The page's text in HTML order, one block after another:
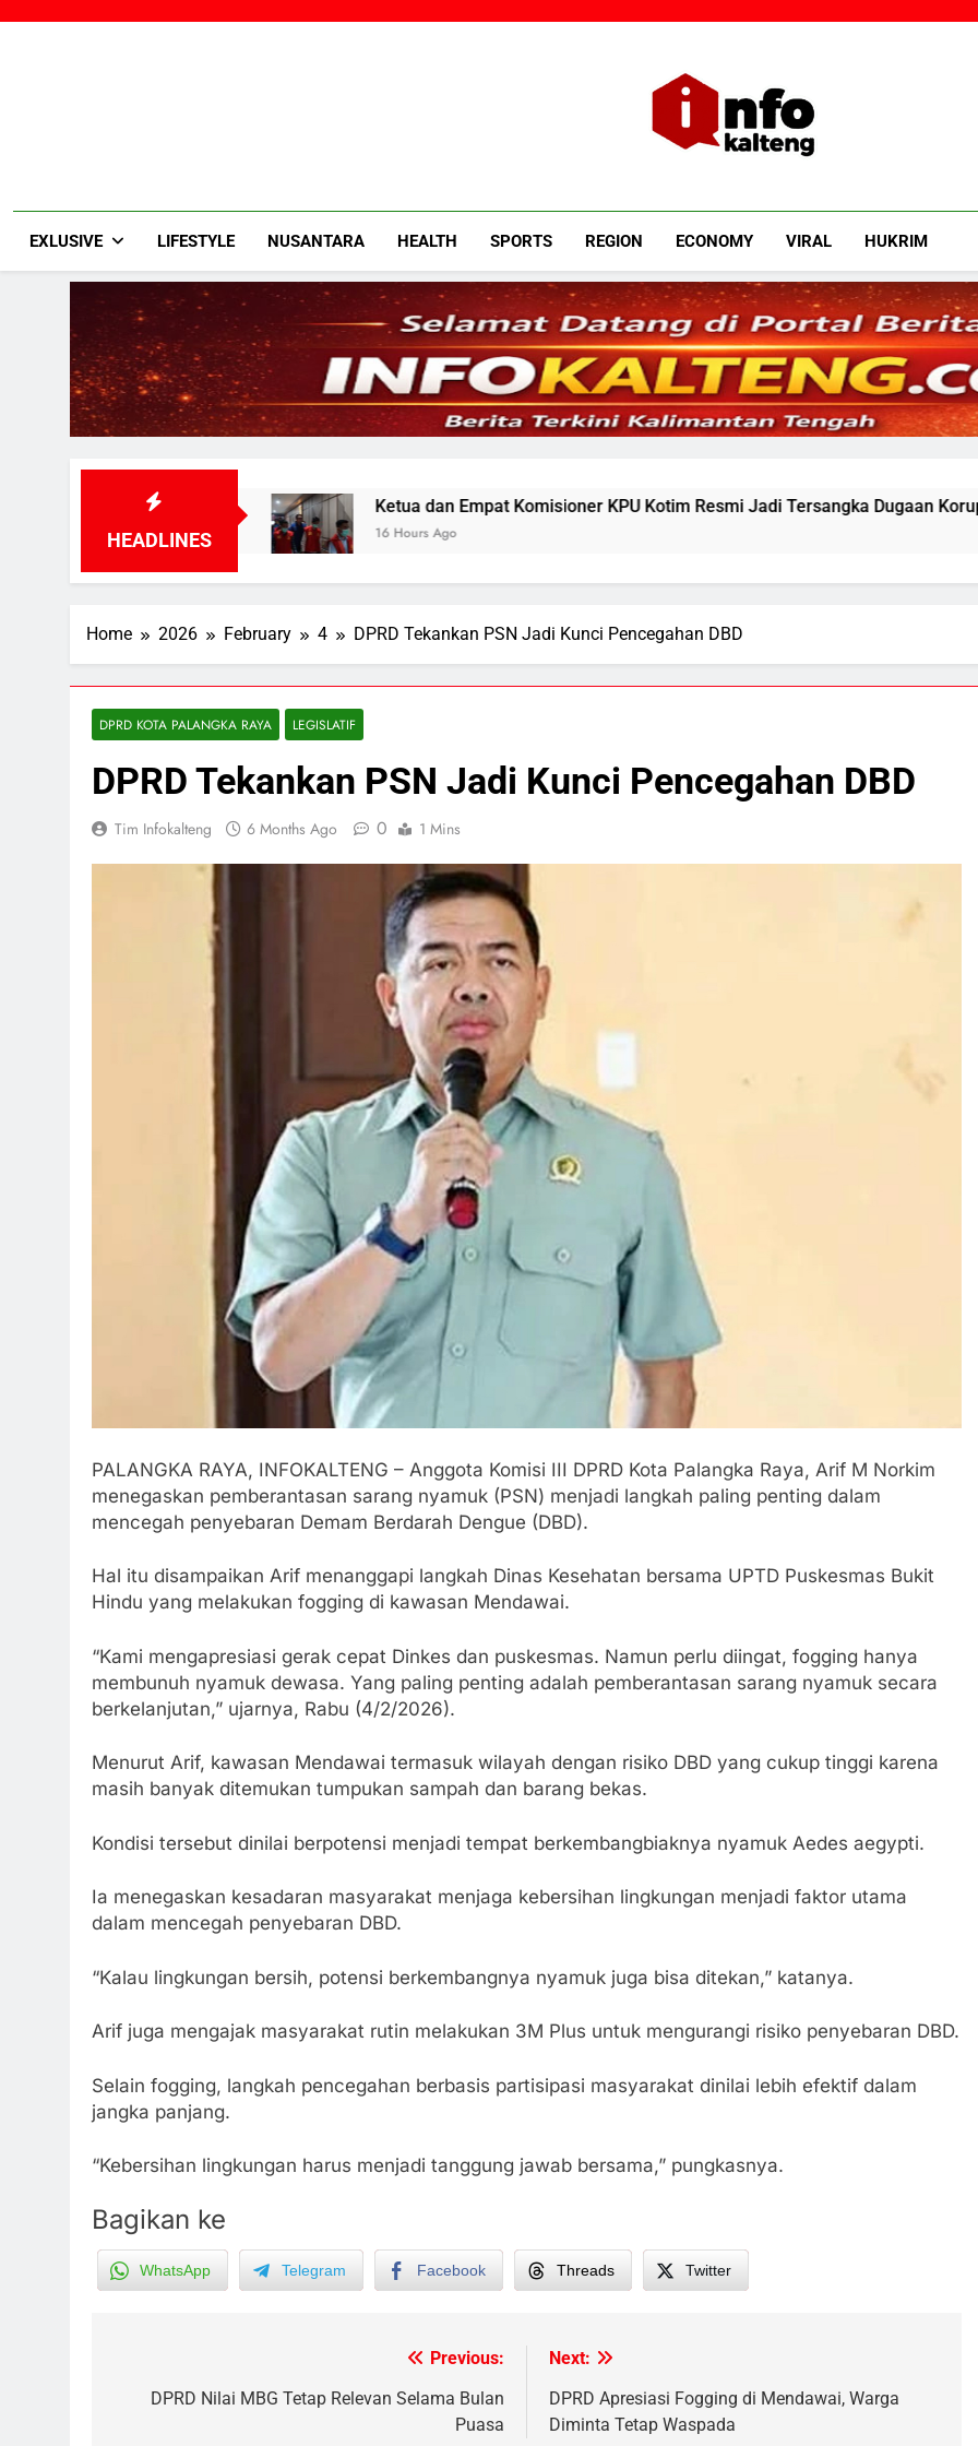
Infokalteng
EXLUSIVE LIFESTYLE NUSANTARA HEALTH SPORTS REGION ECONOMY VIRAL HUKRIM
HEADLINES
Ketua dan Empat Komisioner KPU Kotim Resmi Jadi Tersangka Dugaan Korupsi Dana Hibah
16 Hours Ago
Home 2026 February 4 DPRD Tekankan PSN Jadi Kunci Pencegahan DBD
DPRD KOTA PALANGKA RAYA LEGISLATIF
DPRD Tekankan PSN Jadi Kunci Pencegahan DBD
Tim Infokalteng 6 Months Ago 0 1 Mins
PALANGKA RAYA, INFOKALTENG – Anggota Komisi III DPRD Kota Palangka Raya, Arif M Norkim
menegaskan pemberantasan sarang nyamuk (PSN) menjadi langkah paling penting dalam
mencegah penyebaran Demam Berdarah Dengue (DBD).
Hal itu disampaikan Arif menanggapi langkah Dinas Kesehatan bersama UPTD Puskesmas Bukit
Hindu yang melakukan fogging di kawasan Mendawai.
“Kami mengapresiasi gerak cepat Dinkes dan puskesmas. Namun perlu diingat, fogging hanya
membunuh nyamuk dewasa. Yang paling penting adalah pemberantasan sarang nyamuk secara
berkelanjutan,” ujarnya, Rabu (4/2/2026).
Menurut Arif, kawasan Mendawai termasuk wilayah dengan risiko DBD yang cukup tinggi karena
masih banyak ditemukan tumpukan sampah dan barang bekas.
Kondisi tersebut dinilai berpotensi menjadi tempat berkembangbiaknya nyamuk Aedes aegypti.
Ia menegaskan kesadaran masyarakat menjaga kebersihan lingkungan menjadi faktor utama
dalam mencegah penyebaran DBD.
“Kalau lingkungan bersih, potensi berkembangnya nyamuk juga bisa ditekan,” katanya.
Arif juga mengajak masyarakat rutin melakukan 3M Plus untuk mengurangi risiko penyebaran DBD.
Selain fogging, langkah pencegahan berbasis partisipasi masyarakat dinilai lebih efektif dalam
jangka panjang.
“Kebersihan lingkungan harus menjadi tanggung jawab bersama,” pungkasnya.
Bagikan ke
WhatsApp Telegram Facebook Threads Twitter
navigation
Previous:
DPRD Nilai MBG Tetap Relevan Selama Bulan
Puasa
Next:
DPRD Apresiasi Fogging di Mendawai, Warga
Diminta Tetap Waspada
Tak Ada Lagi Pajak Terlewat,
GIS Mulai Diterapkan di
Lulusan Siap Kerja Melalui
Program Magang Berdampak